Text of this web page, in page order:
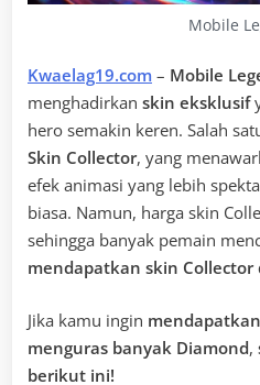
Mobile
Kwaelag19.com – Mobile
menghadirkan skin eksklusif
hero semakin keren. Salah
Skin Collector, yang
efek animasi yang lebih
biasa. Namun, harga skin
sehingga banyak pemain
mendapatkan skin
Jika kamu ingin
menguras banyak Diamond,
berikut ini!